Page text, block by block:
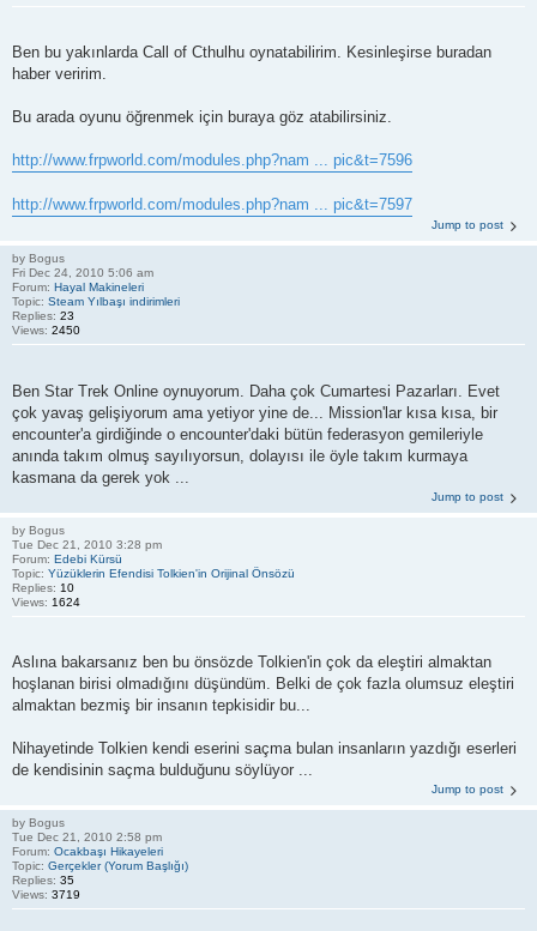
Ben bu yakınlarda Call of Cthulhu oynatabilirim. Kesinleşirse buradan
haber veririm.
Bu arada oyunu öğrenmek için buraya göz atabilirsiniz.
http://www.frpworld.com/modules.php?nam ... pic&t=7596
http://www.frpworld.com/modules.php?nam ... pic&t=7597
Jump to post
by Bogus
Fri Dec 24, 2010 5:06 am
Forum: Hayal Makineleri
Topic: Steam Yılbaşı indirimleri
Replies: 23
Views: 2450
Ben Star Trek Online oynuyorum. Daha çok Cumartesi Pazarları. Evet
çok yavaş gelişiyorum ama yetiyor yine de... Mission'lar kısa kısa, bir
encounter'a girdiğinde o encounter'daki bütün federasyon gemileriyle
anında takım olmuş sayılıyorsun, dolayısı ile öyle takım kurmaya
kasmana da gerek yok ...
Jump to post
by Bogus
Tue Dec 21, 2010 3:28 pm
Forum: Edebi Kürsü
Topic: Yüzüklerin Efendisi Tolkien'in Orijinal Önsözü
Replies: 10
Views: 1624
Aslına bakarsanız ben bu önsözde Tolkien'in çok da eleştiri almaktan
hoşlanan birisi olmadığını düşündüm. Belki de çok fazla olumsuz eleştiri
almaktan bezmiş bir insanın tepkisidir bu...
Nihayetinde Tolkien kendi eserini saçma bulan insanların yazdığı eserleri
de kendisinin saçma bulduğunu söylüyor ...
Jump to post
by Bogus
Tue Dec 21, 2010 2:58 pm
Forum: Ocakbaşı Hikayeleri
Topic: Gerçekler (Yorum Başlığı)
Replies: 35
Views: 3719